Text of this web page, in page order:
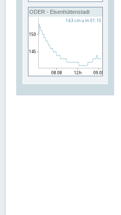
ODER - Eisenhüttenstadt